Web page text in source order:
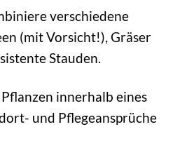
verschiedene
(mit Vorsicht!), Gräser
Stauden.
innerhalb eines
und Pflegeansprüche